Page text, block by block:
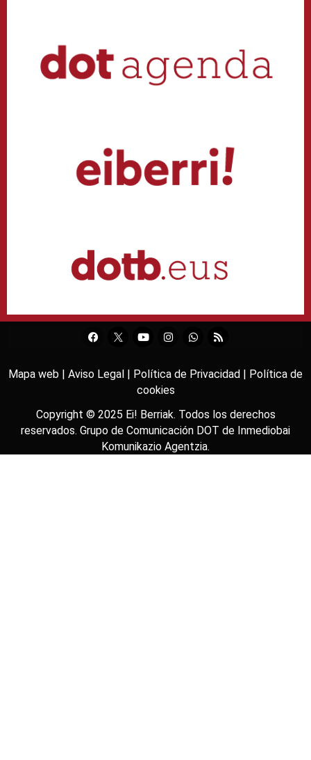
Mapa web | Aviso Legal | Política de Privacidad |
Política de
cookies
Copyright © 2025 Ei! Berriak. Todos los derechos
reservados. Grupo de Comunicación DOT de Inmediobai
Komunikazio Agentzia.